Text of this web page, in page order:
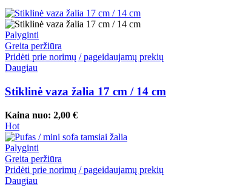
Palyginti
Greita peržiūra
Pridėti prie norimų / pageidaujamų prekių
Daugiau
Stiklinė vaza žalia 17 cm / 14 cm
Kaina nuo: 2,00 €
Hot
Palyginti
Greita peržiūra
Pridėti prie norimų / pageidaujamų prekių
Daugiau